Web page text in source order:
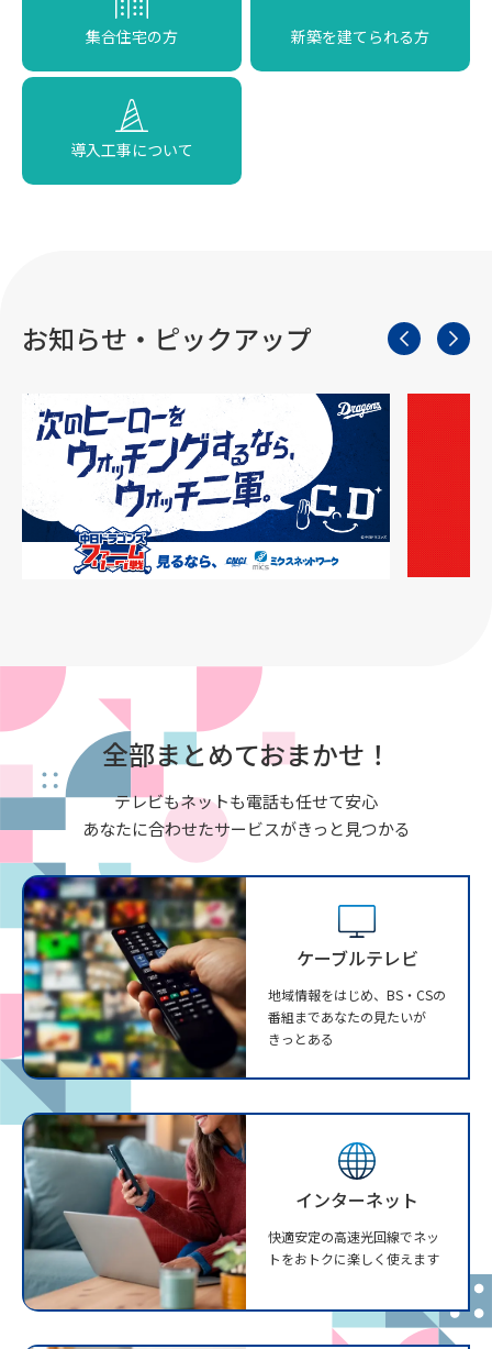
集合住宅の方 新築を建てられる方
導入工事について
お知らせ・ピックアップ
全部まとめておまかせ！
テレビもネットも電話も任せて安心
あなたに合わせたサービスがきっと見つかる
ケーブルテレビ
地域情報をはじめ、BS・CSの
番組まであなたの見たいが
きっとある
インターネット
快適安定の高速光回線でネッ
トをおトクに楽しく使えます